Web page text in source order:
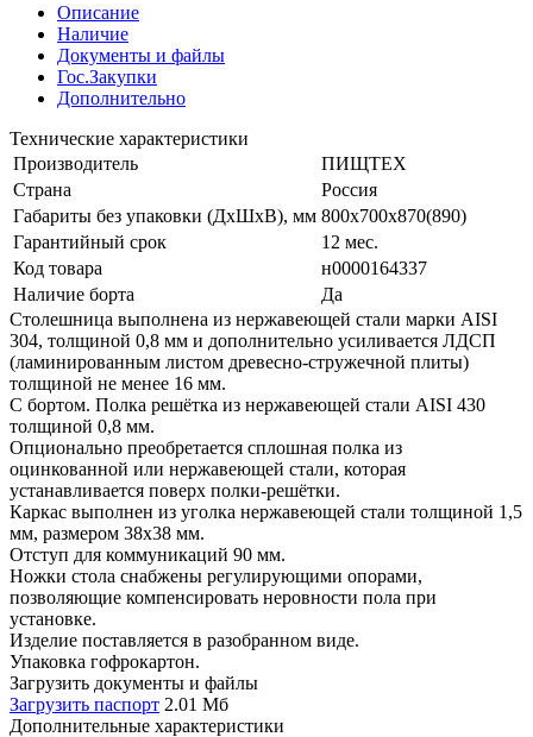
Описание
Наличие
Документы и файлы
Гос.Закупки
Дополнительно
Технические характеристики
Производитель
ПИЩТЕХ
Страна
Россия
Габариты без упаковки (ДхШхВ), мм 800х700х870(890)
Гарантийный срок
12 мес.
Код товара
н0000164337
Наличие борта
Да
Столешница выполнена из нержавеющей стали марки AISI
304, толщиной 0,8 мм и дополнительно усиливается ЛДСП
(ламинированным листом древесно-стружечной плиты)
толщиной не менее 16 мм.
С бортом. Полка решётка из нержавеющей стали AISI 430
толщиной 0,8 мм.
Опционально преобретается сплошная полка из
оцинкованной или нержавеющей стали, которая
устанавливается поверх полки-решётки.
Каркас выполнен из уголка нержавеющей стали толщиной 1,5
мм, размером 38х38 мм.
Отступ для коммуникаций 90 мм.
Ножки стола снабжены регулирующими опорами,
позволяющие компенсировать неровности пола при
установке.
Изделие поставляется в разобранном виде.
Упаковка гофрокартон.
Загрузить документы и файлы
Загрузить паспорт 2.01 Мб
Дополнительные характеристики